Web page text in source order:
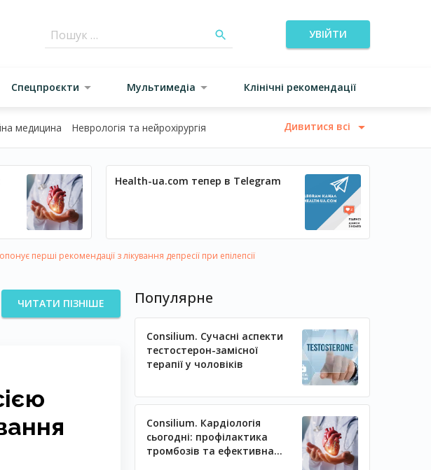
УВІЙТИ
Спецпроєкти Мультимедіа Клінічні рекомендації
медицина Неврологія та нейрохірургія Дивитися всі
Health-ua.com тепер в Telegram
перші рекомендації з лікування депресії при епілепсії
ЧИТАТИ ПІЗНІШЕ Популярне
Consilium. Сучасні аспекти
тестостерон-замісної
терапії у чоловіків
Consilium. Кардіологія
сьогодні: профілактика
тромбозів та ефективна